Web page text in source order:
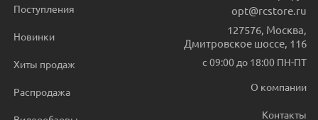
Поступления
Новинки
Хиты продаж
Распродажа
opt@rcstore.ru
127576 Москва
Дмитровское шоссе, 116
с 09:00 до 18:00 ПН-ПТ
О компании
Контакты